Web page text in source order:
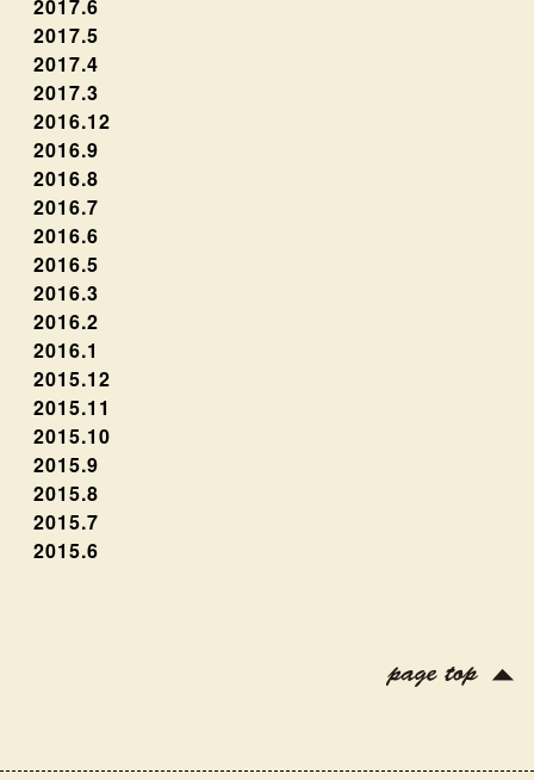
2017.6
2017.5
2017.4
2017.3
2016.12
2016.9
2016.8
2016.7
2016.6
2016.5
2016.3
2016.2
2016.1
2015.12
2015.11
2015.10
2015.9
2015.8
2015.7
2015.6